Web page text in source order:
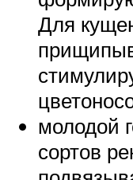
Для
молодой
сортов